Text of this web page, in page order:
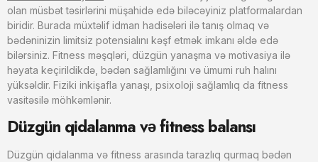
olan müsbət təsirlərini müşahidə edə biləcəyiniz platformalardan
biridir. Burada müxtəlif idman hadisələri ilə tanış olmaq və
bədəninizin limitsiz potensialını kəşf etmək imkanı əldə edə
bilərsiniz. Fitness məşqləri, düzgün yanaşma və motivasiya ilə
həyata keçirildikdə, bədən sağlamlığını və ümumi ruh halını
yüksəldir. Fiziki inkişafla yanaşı, psixoloji sağlamlıq da fitness
vasitəsilə möhkəmlənir.
Düzgün qidalanma və fitness balansı
Düzgün qidalanma və fitness arasında tarazlıq qurmaq bədən